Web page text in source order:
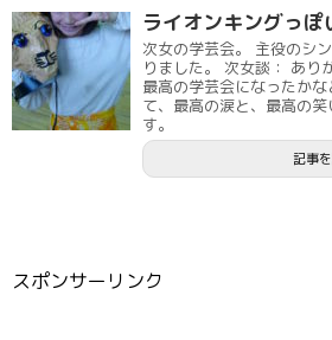
ライオンキングっぽ
次女の学芸会。 主役のシ
りました。 次女談： あ
最高の学芸会になったか
て、最高の涙と、最高の
す。
記事
スポンサーリンク